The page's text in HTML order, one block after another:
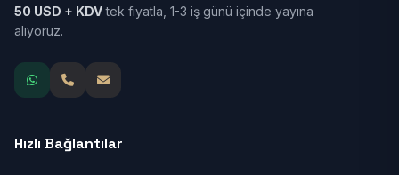
50 USD + KDVtek fiyatla, 1-3 iş günü içinde yayına
alıyoruz.
Hızlı Bağlantılar